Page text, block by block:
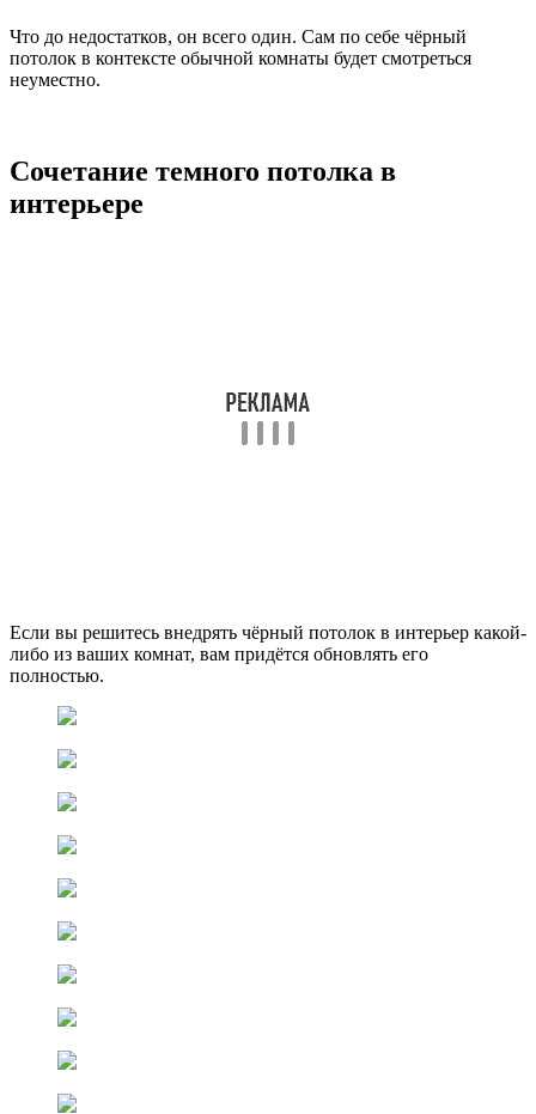
Что до недостатков, он всего один. Сам по себе чёрный
потолок в контексте обычной комнаты будет смотреться
неуместно.
Сочетание темного потолка в
интерьере
Если вы решитесь внедрять чёрный потолок в интерьер какой-
либо из ваших комнат, вам придётся обновлять его
полностью.